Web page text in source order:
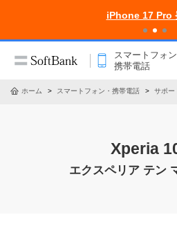
iPhone 17 Pro
スマートフォン
携帯電話
ホーム スマートフォン・携帯電話 サポー
Xperia
エクスペリア テン